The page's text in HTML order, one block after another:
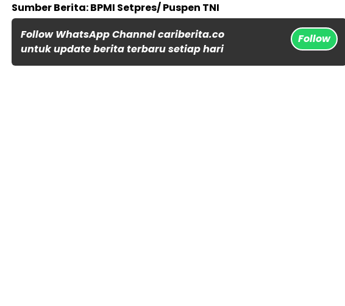
Sumber Berita: BPMI Setpres/ Puspen TNI
Follow WhatsApp Channel cariberita.co
untuk update berita terbaru setiap hari
Follow